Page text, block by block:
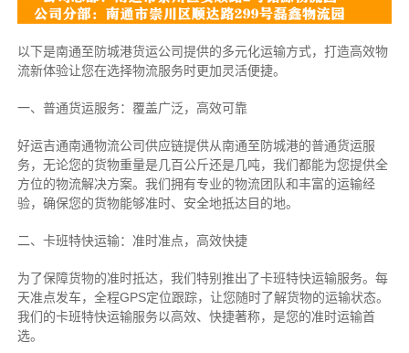
以下是南通至防城港货运公司提供的多元化运输方式，打造高效物
流新体验让您在选择物流服务时更加灵活便捷。
一、普通货运服务：覆盖广泛，高效可靠
好运吉通南通物流公司供应链提供从南通至防城港的普通货运服
务，无论您的货物重量是几百公斤还是几吨，我们都能为您提供全
方位的物流解决方案。我们拥有专业的物流团队和丰富的运输经
验，确保您的货物能够准时、安全地抵达目的地。
二、卡班特快运输：准时准点，高效快捷
为了保障货物的准时抵达，我们特别推出了卡班特快运输服务。每
天准点发车，全程GPS定位跟踪，让您随时了解货物的运输状态。
我们的卡班特快运输服务以高效、快捷著称，是您的准时运输首
选。